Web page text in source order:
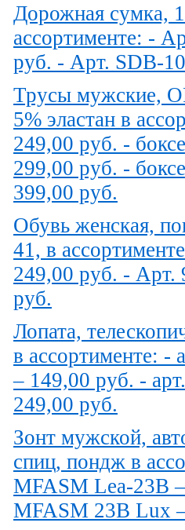
Дорожная сумка,
ассортименте: -
руб. - Арт. SDB-
Трусы мужские,
5% эластан в
249,00 руб. -
299,00 руб. -
399,00 руб.
Обувь женская,
41, в
249,00 руб. - Арт.
руб.
Лопата,
в ассортименте: -
– 149,00 руб. -
249,00 руб.
Зонт мужской,
спиц, пондж в
MFASM Lea-23B
MFASM 23B Lux